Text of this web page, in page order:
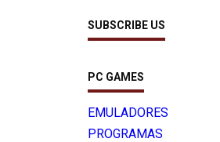
SUBSCRIBE US
PC GAMES
EMULADORES
PROGRAMAS